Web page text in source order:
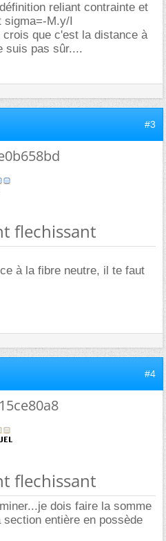
reliant contrainte et
sigma=-M.y/I
que c'est la distance à
suis pas sûr....
#3
flechissant
à la fibre neutre, il te faut
#4
flechissant
dois faire la somme
entière en possède